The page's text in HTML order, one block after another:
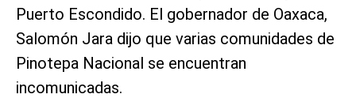
Puerto Escondido. El gobernador de Oaxaca,
Salomón Jara dijo que varias comunidades de
Pinotepa Nacional se encuentran
incomunicadas.